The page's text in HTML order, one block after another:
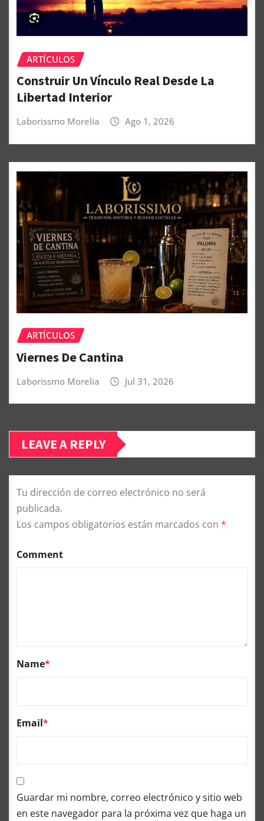
ARTÍCULOS
Construir Un Vínculo Real Desde La
Libertad Interior
Laborissmo Morelia Ago 1, 2026
ARTÍCULOS
Viernes De Cantina
Laborissmo Morelia Jul 31, 2026
LEAVE A REPLY
Tu dirección de correo electrónico no será
publicada.
Los campos obligatorios están marcados con *
Comment
Name*
Email*
Guardar mi nombre, correo electrónico y sitio web
en este navegador para la próxima vez que haga un